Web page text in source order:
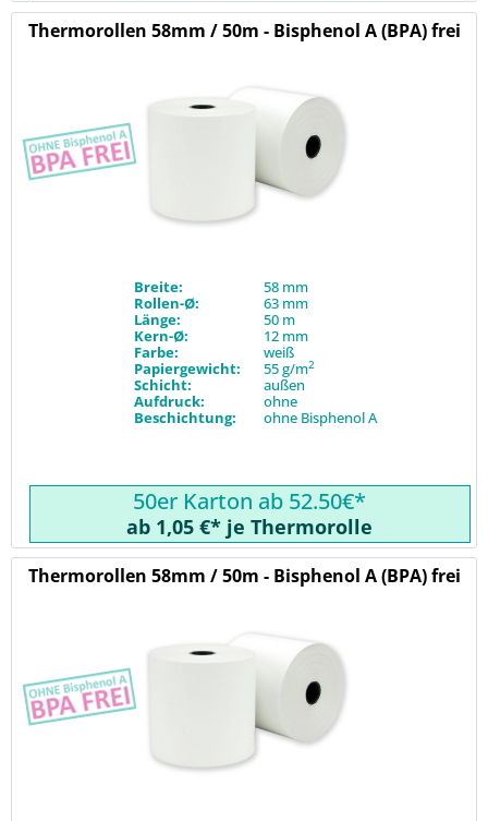
Thermorollen 58mm / 50m - Bisphenol A (BPA) frei
Breite:
58 mm
Rollen-Ø:
63 mm
Länge:
50 m
Kern-Ø:
12 mm
Farbe:
weiß
Papiergewicht:
55 g/m2
Schicht:
außen
Aufdruck:
ohne
Beschichtung:
ohne Bisphenol A
50er Karton ab 52.50€*
ab 1,05 €* je Thermorolle
Thermorollen 58mm / 50m - Bisphenol A (BPA) frei